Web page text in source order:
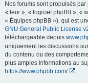
Nos forums sont propulsés
« leur », « logiciel phpBB », «
« Équipes phpBB »), qui est
GNU General Public License
téléchargeable depuis
uniquement les discussions
du contenu ou des
plus amples informations au
https://www.phpbb.com/